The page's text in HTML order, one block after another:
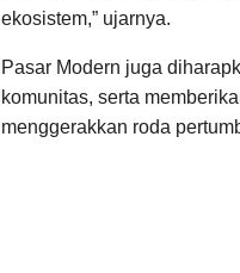
ekosistem,” ujarnya.
Pasar Modern juga
komunitas, serta
menggerakkan roda